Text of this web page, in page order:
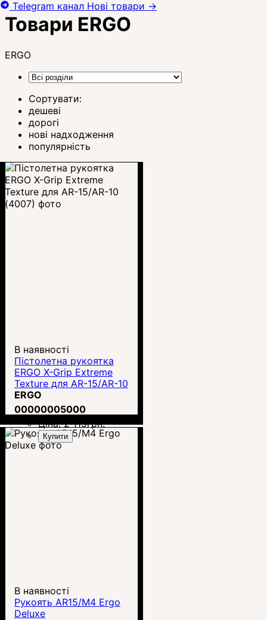
Товари ERGO
ERGO
Сортувати:
дешеві
дорогі
нові надходження
популярність
В наявності
Пістолетна рукоятка
ERGO X-Grip Extreme
Texture для AR-15/AR-10
(4007)
ERGO
00000005000
Ціна:2 115грн.
Купити
В наявності
Рукоять AR15/M4 Ergo
Deluxe
Telegram канал Нові товари →